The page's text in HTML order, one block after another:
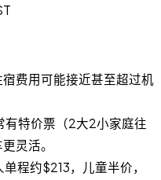
费用可能接近甚至超过机
有特价票（2大2小家庭往
灵活。
程约$213，儿童半价，